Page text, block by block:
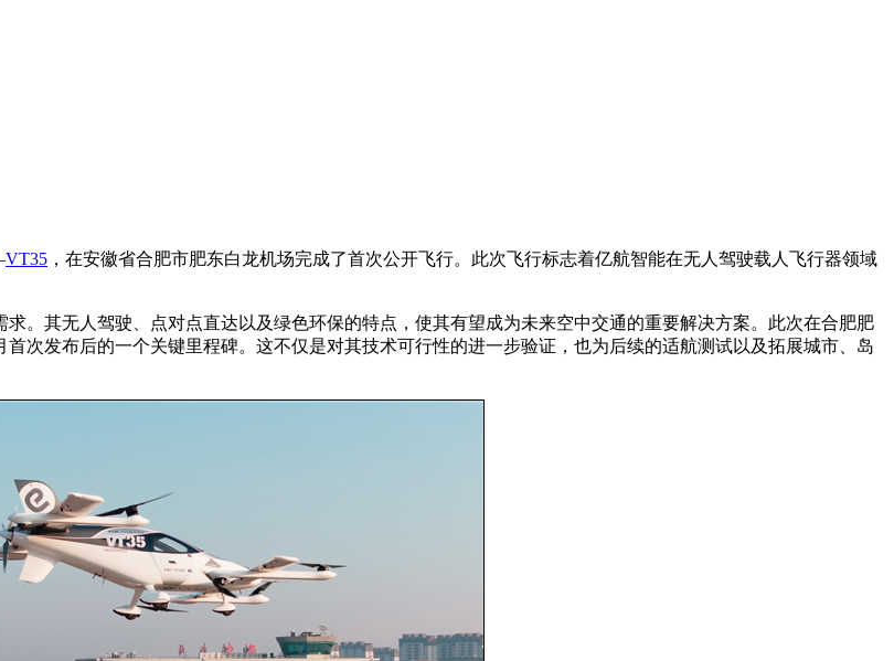
VT35 ，在安徽省合肥市肥东白龙机场完成了首次公开飞行。此次飞行标志着亿航智能在无人驾驶载人飞行器领域
。其无人驾驶、点对点直达以及绿色环保的特点，使其有望成为未来空中交通的重要解决方案。此次在合肥肥
次发布后的一个关键里程碑。这不仅是对其技术可行性的进一步验证，也为后续的适航测试以及拓展城市、岛